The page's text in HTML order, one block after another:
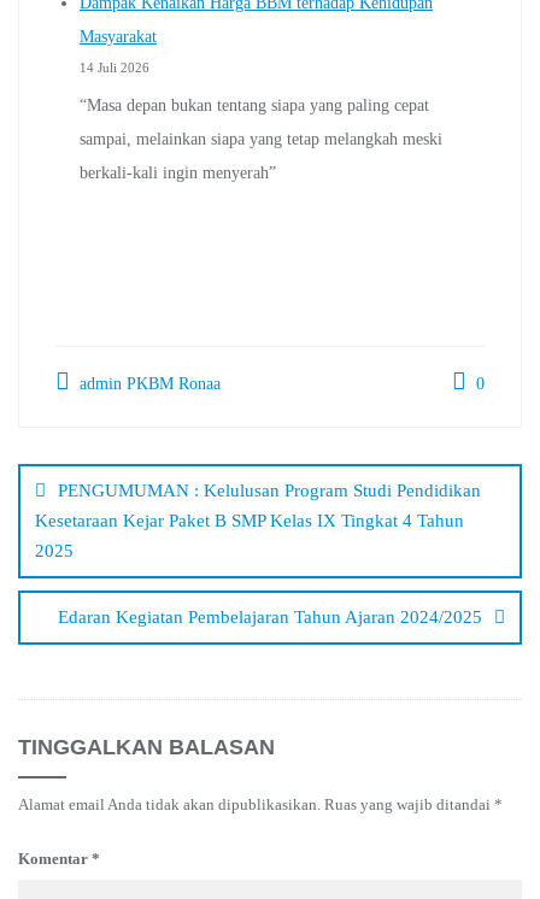
Masyarakat
14 Juli 2026
“Masa depan bukan tentang siapa yang paling cepat
sampai, melainkan siapa yang tetap melangkah meski
berkali-kali ingin menyerah”
admin PKBM Ronaa 0
pos
PENGUMUMAN : Kelulusan Program Studi Pendidikan
Kesetaraan Kejar Paket B SMP Kelas IX Tingkat 4 Tahun
2025
Edaran Kegiatan Pembelajaran Tahun Ajaran 2024/2025
TINGGALKAN BALASAN
Alamat email Anda tidak akan dipublikasikan. Ruas yang wajib ditandai *
Komentar *